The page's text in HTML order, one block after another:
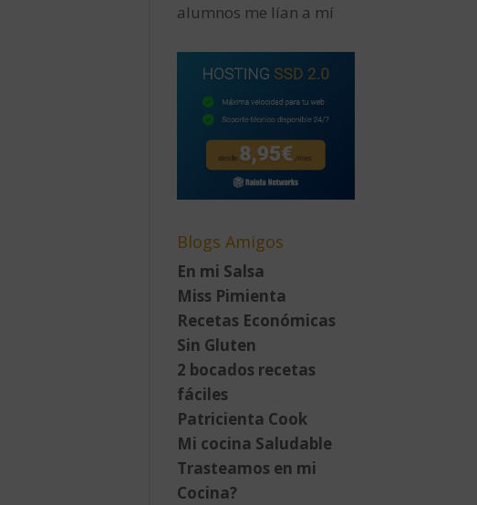
alumnos me lían a mí
Blogs Amigos
En mi Salsa
Miss Pimienta
Recetas Económicas
Sin Gluten
2 bocados recetas
fáciles
Patricienta Cook
Mi cocina Saludable
Trasteamos en mi
Cocina?